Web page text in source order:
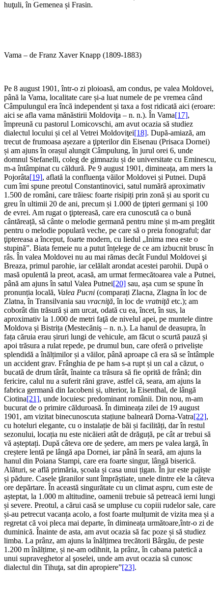
huţuli, în Gemenea și Frasin.
Vama – de Franz Xaver Knapp (1809-1883)
Pe 8 august 1901, într-o zi ploioasă, am condus, pe valea Moldovei,
până la Vama, localitate care și-a luat numele de pe vremea când
Câmpulungul era încă independent și taxa a fost ridicată aici (eroare:
aici se afla vama mănăstirii Moldoviţa – n. n.). În Vama[17],
împreună cu pastorul Lomicovschi, am avut ocazia să studiez
dialectul locului și cel al Vetrei Moldoviţei[18]. După-amiază, am
trecut de frumoasa așezare a ţipterilor din Eisenau (Prisaca Dornei)
și am ajuns în orașul alungit Câmpulung, în jurul orei 6, unde
domnul Stefanelli, coleg de gimnaziu și de universitate cu Eminescu,
m-a întâmpinat cu căldură. Pe 9 august 1901, dimineața, am mers la
Pojorâta[19], aflată la confluenţa văilor Moldovei și Putnei. După
cum îmi spune preotul Constantinovici, satul numără aproximativ
1.500 de români, care trăiesc foarte risipiți prin zonă și au sporit cu
greu în ultimii 20 de ani, precum și 1.000 de ţipteri germani și 100
de evrei. Am rugat o ţiptereasă, care era cunoscută ca o bună
cântăreață, să cânte o melodie germană pentru mine și m-am pregătit
pentru o melodie populară veche, pe care să o preia fonograful; dar
ţiptereasa a început, foarte modern, cu liedul „Inima mea este o
stupină”. Biata femeie nu a putut înțelege de ce am izbucnit brusc în
râs. În valea Moldovei nu au mai rămas decât Fundul Moldovei şi
Breaza, primul parohie, iar celălalt arondat acestei parohii. După o
masă opulentă la preot, acasă, am urmat fermecătoarea vale a Putnei,
până am ajuns în satul Valea Putnei[20] sau, așa cum se spune în
pronunția locală, Valea Pucni (comparați Zlacna, Zlagna în loc de
Zlatna, în Transilvania sau vracniţă, în loc de vratniţă etc.); am
coborât din trăsură și am urcat, odată cu ea, încet, în sus, la
aproximativ la 1.000 de metri faţă de nivelul apei, pe muntele dintre
Moldova și Bistrița (Mestecăniş – n. n.). La hanul de deasupra, în
fața căruia erau șiruri lungi de vehicule, am făcut o scurtă pauză și
apoi trăsura a rulat repede, pe drumul bun, care oferă o priveliște
splendidă a înălțimilor și a văilor, până aproape că era să se întâmple
un accident grav. Frânghia de pe ham s-a rupt și un cal a căzut, o
bucată de drum târât, înainte ca trăsura să fie oprită de frână; din
fericire, calul nu a suferit răni grave, astfel că, seara, am ajuns la
fabrica germană din Iacobeni și, ulterior, la Eisenthal, de lângă
Ciotina[21], unde locuiesc predominant românii. Din nou, m-am
bucurat de o primire călduroasă. În dimineața zilei de 19 august
1901, am vizitat binecunoscuta stațiune balneară Dorna-Vatra[22],
cu hoteluri elegante, cu o instalație de băi și facilități, dar în restul
sezonului, locația nu este nicăieri atât de drăguță, pe cât ar trebui să
vă așteptați. După câteva ore de ședere, am mers pe valea largă, în
creștere lentă pe lângă apa Dornei, iar până în seară, am ajuns la
hanul din Poiana Stampi, care era foarte singur, lângă biserică.
Alături, se află primăria, școala și casa unui țigan. În jur este pajiște
și pădure. Casele ţăranilor sunt împrăștiate, unele dintre ele la câteva
ore depărtare. În această singurătate cu un climat aspru, cum este de
așteptat, la 1.000 m altitudine, oamenii trebuie să petreacă ierni lungi
și severe. Preotul, a cărui casă se umpluse cu copiii rudelor sale, care
și-au petrecut vacanța acolo, a fost foarte mulțumit de vizita mea și a
regretat că voi pleca mai departe, în dimineața următoare,într-o zi de
duminică. Înainte de asta, am avut ocazia să fac poze și să studiez
limba. La prânz, am ajuns la înălțimea trecătorii Bârgău, de peste
1.200 m înălțime, și ne-am odihnit, la prânz, în cabana patetică a
unui supraveghetor al şoselei, unde am avut ocazia să cunosc
dialectul din Tihuţa, sat din apropiere”[23].